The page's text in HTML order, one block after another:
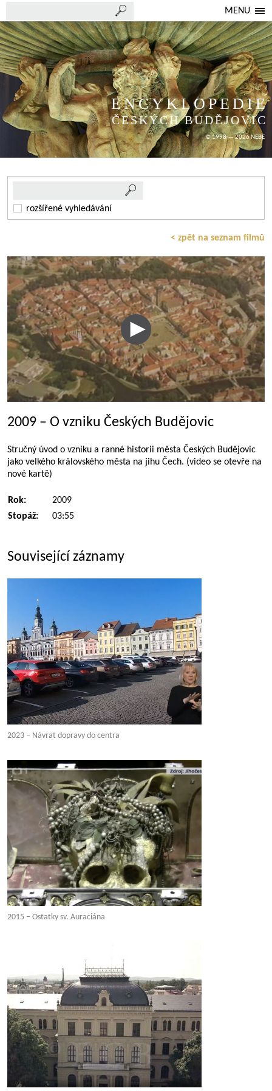
MENU
ENCYKLOPEDIE
ČESKÝCH BUDĚJOVIC
© 1998 — 2026 NEBE
rozšířené vyhledávání
< zpět na seznam filmů
2009 – O vzniku Českých Budějovic
Stručný úvod o vzniku a ranné historii města Českých Budějovic
jako velkého královského města na jihu Čech. (video se otevře na
nové kartě)
Rok:
2009
Stopáž:
03:55
Související záznamy
2023 – Návrat dopravy do centra
2015 – Ostatky sv. Auraciána